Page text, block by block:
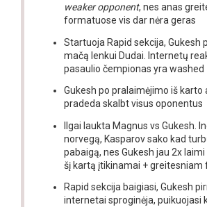
weaker opponent, nes anas
formatuose vis dar nėra geras
Startuoja Rapid sekcija, Gukesh
mačą lenkui Dudai. Internetų
pasaulio čempionas yra washed
Gukesh po pralaimėjimo iš karto
pradeda skalbt visus oponentus
Ilgai laukta Magnus vs Gukesh.
norvegą, Kasparov sako kad
pabaigą, nes Gukesh jau 2x
šį kartą įtikinamai + greitesniam
Rapid sekcija baigiasi, Gukesh
internetai sproginėja, puikuojasi